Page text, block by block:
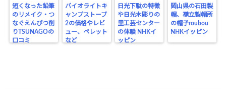
短くなった鉛筆
のリメイク・つ
なぐえんぴつ削
りTSUNAGOの
口コミ
バイオライトキ
ャンプストーブ
2の価格やレビ
ュー、ペレット
など
日光下駄の特徴
や日光木彫りの
里工芸センター
の体験 NHKイ
ッピン
岡山県の石田製
帽、襟立製帽所
の帽子roubou
NHKイッピン